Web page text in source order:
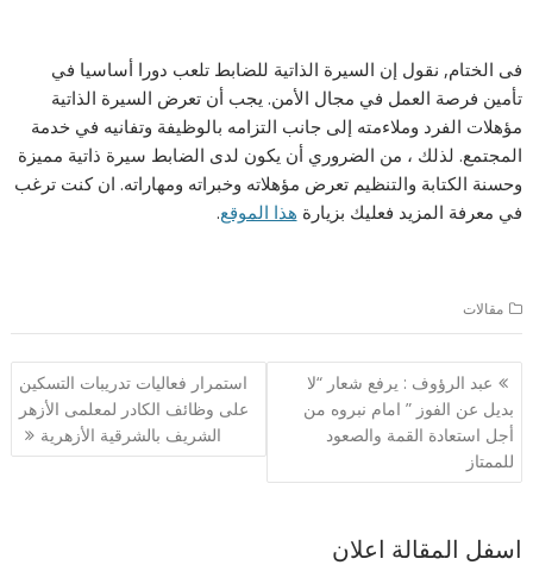
فى الختام, نقول إن السيرة الذاتية للضابط تلعب دورا أساسيا في
تأمين فرصة العمل في مجال الأمن. يجب أن تعرض السيرة الذاتية
مؤهلات الفرد وملاءمته إلى جانب التزامه بالوظيفة وتفانيه في خدمة
المجتمع. لذلك ، من الضروري أن يكون لدى الضابط سيرة ذاتية مميزة
وحسنة الكتابة والتنظيم تعرض مؤهلاته وخبراته ومهاراته. ان كنت ترغب
في معرفة المزيد فعليك بزيارة هذا الموقع.
مقالات
تصفّح
المقالات
عبد الرؤوف : يرفع شعار “لا
بديل عن الفوز ” امام نبروه من
أجل استعادة القمة والصعود
للممتاز
استمرار فعاليات تدريبات التسكين
على وظائف الكادر لمعلمى الأزهر
الشريف بالشرقية الأزهرية
اسفل المقالة اعلان